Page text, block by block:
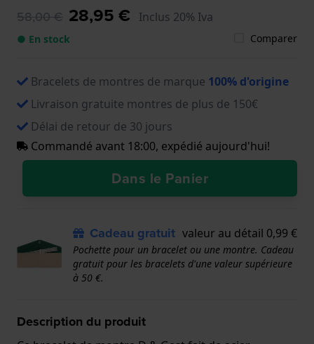
58,00 € 28,95 € Inclus 20% Iva
● En stock Comparer
Bracelets de montres de marque 100% d'origine
Livraison gratuite montres de plus de 150€
Délai de retour de 30 jours
Commandé avant 18:00, expédié aujourd'hui!
Dans le Panier
Cadeau gratuit valeur au détail 0,99 €
Pochette pour un bracelet ou une montre. Cadeau
gratuit pour les bracelets d'une valeur supérieure
à 50 €.
Description du produit